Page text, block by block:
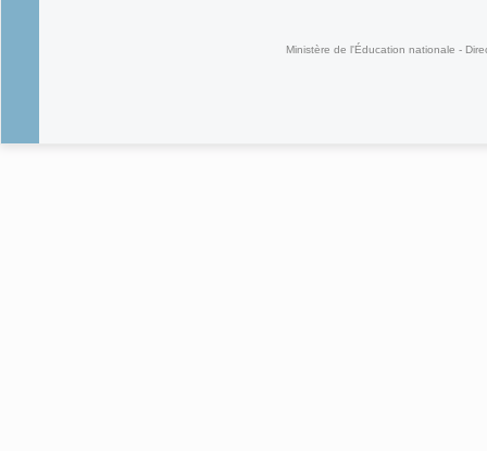
Ministère de l'Éducation nationale -